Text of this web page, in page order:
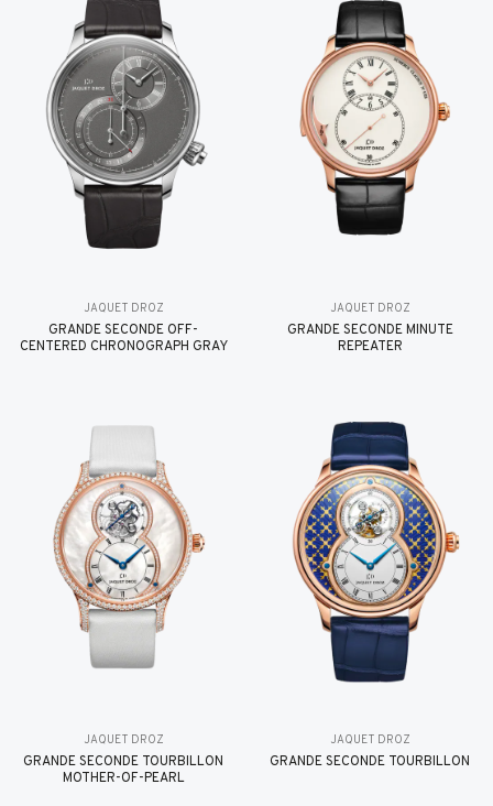
JAQUET DROZ
GRANDE SECONDE OFF-
CENTERED CHRONOGRAPH GRAY
JAQUET DROZ
GRANDE SECONDE MINUTE
REPEATER
JAQUET DROZ
GRANDE SECONDE TOURBILLON
MOTHER-OF-PEARL
JAQUET DROZ
GRANDE SECONDE TOURBILLON